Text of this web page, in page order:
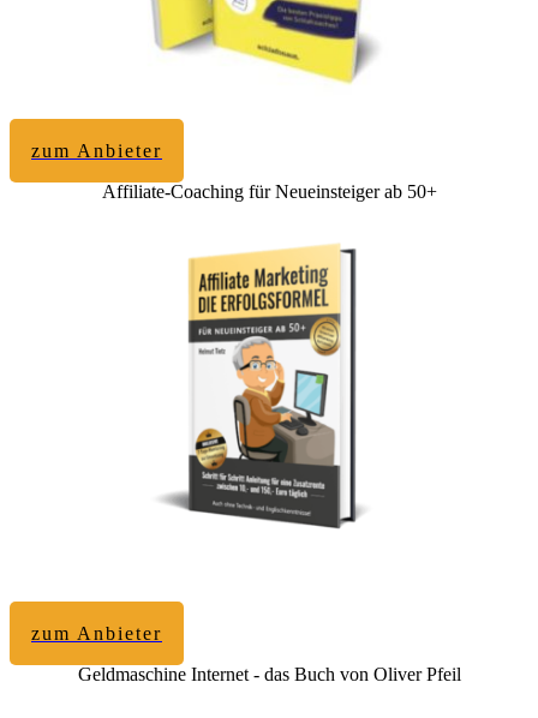
zum Anbieter
Affiliate-Coaching für Neueinsteiger ab 50+
zum Anbieter
Geldmaschine Internet - das Buch von Oliver Pfeil